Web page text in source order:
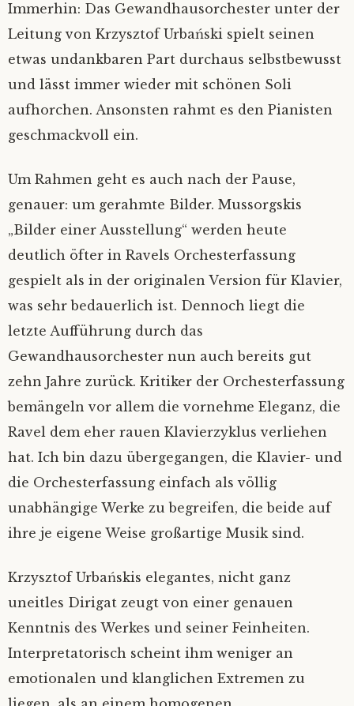
Immerhin: Das Gewandhausorchester unter der
Leitung von Krzysztof Urbański spielt seinen
etwas undankbaren Part durchaus selbstbewusst
und lässt immer wieder mit schönen Soli
aufhorchen. Ansonsten rahmt es den Pianisten
geschmackvoll ein.
Um Rahmen geht es auch nach der Pause,
genauer: um gerahmte Bilder. Mussorgskis
„Bilder einer Ausstellung“ werden heute
deutlich öfter in Ravels Orchesterfassung
gespielt als in der originalen Version für Klavier,
was sehr bedauerlich ist. Dennoch liegt die
letzte Aufführung durch das
Gewandhausorchester nun auch bereits gut
zehn Jahre zurück. Kritiker der Orchesterfassung
bemängeln vor allem die vornehme Eleganz, die
Ravel dem eher rauen Klavierzyklus verliehen
hat. Ich bin dazu übergegangen, die Klavier- und
die Orchesterfassung einfach als völlig
unabhängige Werke zu begreifen, die beide auf
ihre je eigene Weise großartige Musik sind.
Krzysztof Urbańskis elegantes, nicht ganz
uneitles Dirigat zeugt von einer genauen
Kenntnis des Werkes und seiner Feinheiten.
Interpretatorisch scheint ihm weniger an
emotionalen und klanglichen Extremen zu